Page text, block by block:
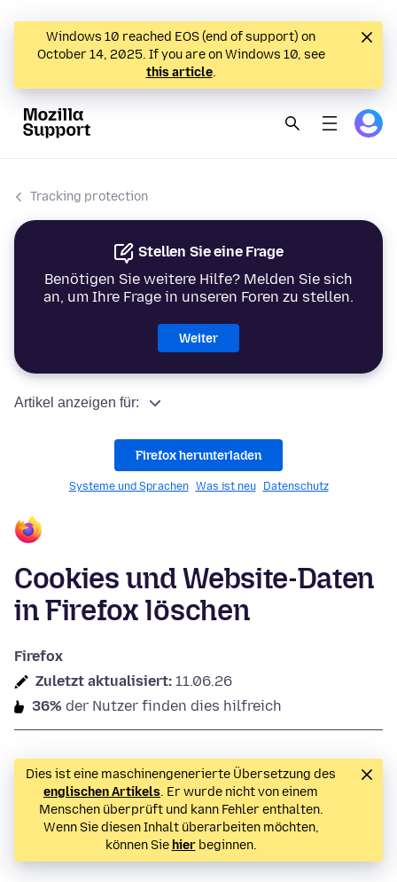
Windows 10 reached EOS (end of support) on
October 14, 2025. If you are on Windows 10, see
this article.
Tracking protection
Stellen Sie eine Frage
Benötigen Sie weitere Hilfe? Melden Sie sich
an, um Ihre Frage in unseren Foren zu stellen.
Weiter
Artikel anzeigen für:
Firefox herunterladen
Systeme und Sprachen Was ist neu Datenschutz
Cookies und Website-Daten
in Firefox löschen
Firefox
Zuletzt aktualisiert: 11.06.26
36% der Nutzer finden dies hilfreich
Dies ist eine maschinengenerierte Übersetzung des
englischen Artikels. Er wurde nicht von einem
Menschen überprüft und kann Fehler enthalten.
Wenn Sie diesen Inhalt überarbeiten möchten,
können Sie hierbeginnen.